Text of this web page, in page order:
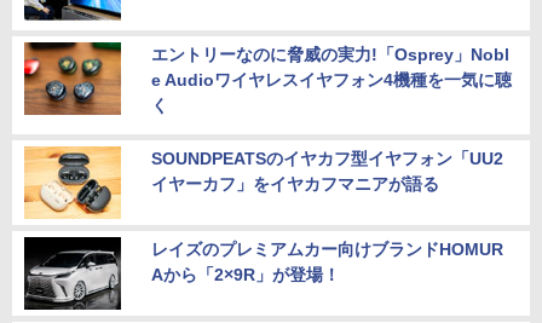
エントリーなのに脅威の実力!「Osprey」Nobl
e Audioワイヤレスイヤフォン4機種を一気に聴
く
SOUNDPEATSのイヤカフ型イヤフォン「UU2
イヤーカフ」をイヤカフマニアが語る
レイズのプレミアムカー向けブランドHOMUR
Aから「2×9R」が登場！